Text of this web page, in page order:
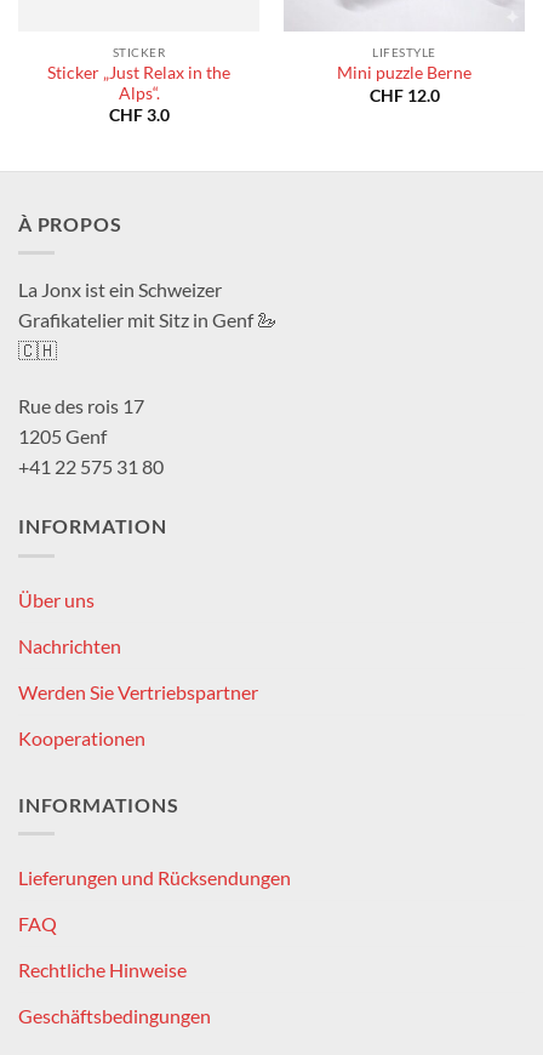
STICKER
Sticker „Just Relax in the
Alps“.
CHF3.0
LIFESTYLE
Mini puzzle Berne
CHF12.0
À PROPOS
La Jonx ist ein Schweizer
Grafikatelier mit Sitz in Genf 🦢
🇨🇭
Rue des rois 17
1205 Genf
+41 22 575 31 80
INFORMATION
Über uns
Nachrichten
Werden Sie Vertriebspartner
Kooperationen
INFORMATIONS
Lieferungen und Rücksendungen
FAQ
Rechtliche Hinweise
Geschäftsbedingungen